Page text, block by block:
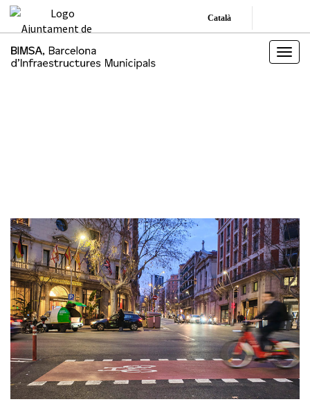
Català